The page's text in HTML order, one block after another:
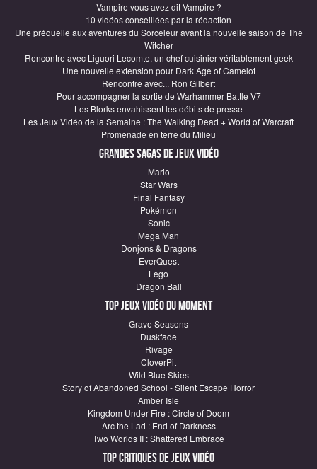
Vampire vous avez dit Vampire ?
10 vidéos conseillées par la rédaction
Une préquelle aux aventures du Sorceleur avant la nouvelle saison de The
Witcher
Rencontre avec Liguori Lecomte, un chef cuisinier véritablement geek
Une nouvelle extension pour Dark Age of Camelot
Rencontre avec... Ron Gilbert
Pour accompagner la sortie de Warhammer Battle V7
Les Blorks envahissent les débits de presse
Les Jeux Vidéo de la Semaine : The Walking Dead + World of Warcraft
Promenade en terre du Milieu
Grandes sagas de Jeux vidéo
Mario
Star Wars
Final Fantasy
Pokémon
Sonic
Mega Man
Donjons & Dragons
EverQuest
Lego
Dragon Ball
Top Jeux vidéo du moment
Grave Seasons
Duskfade
Rivage
CloverPit
Wild Blue Skies
Story of Abandoned School - Silent Escape Horror
Amber Isle
Kingdom Under Fire : Circle of Doom
Arc the Lad : End of Darkness
Two Worlds II : Shattered Embrace
Top critiques de Jeux vidéo